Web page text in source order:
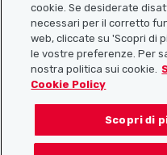
Scarica l’app Localcities
Seguiteci su:
cookie. Se desiderate
necessari per il corretto
web, cliccate su 'Scopri di
le vostre preferenze. Per
nostra politica sui cookie.
Cookie Policy
Scopri di